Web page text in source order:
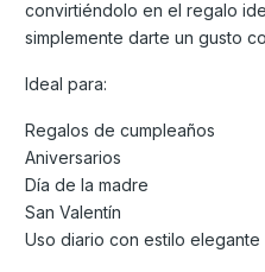
convirtiéndolo en el regalo
simplemente darte un gusto
Ideal para:
Regalos de cumpleaños
Aniversarios
Día de la madre
San Valentín
Uso diario con estilo elegante